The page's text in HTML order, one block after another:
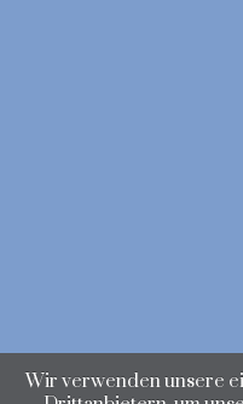
Wir verwenden unsere